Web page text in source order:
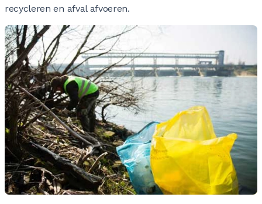
0
0
0
0
0
0
0
0
0
0
0
0
0
0
0
0
0
0
0
0
0
recycleren en afval afvoeren.